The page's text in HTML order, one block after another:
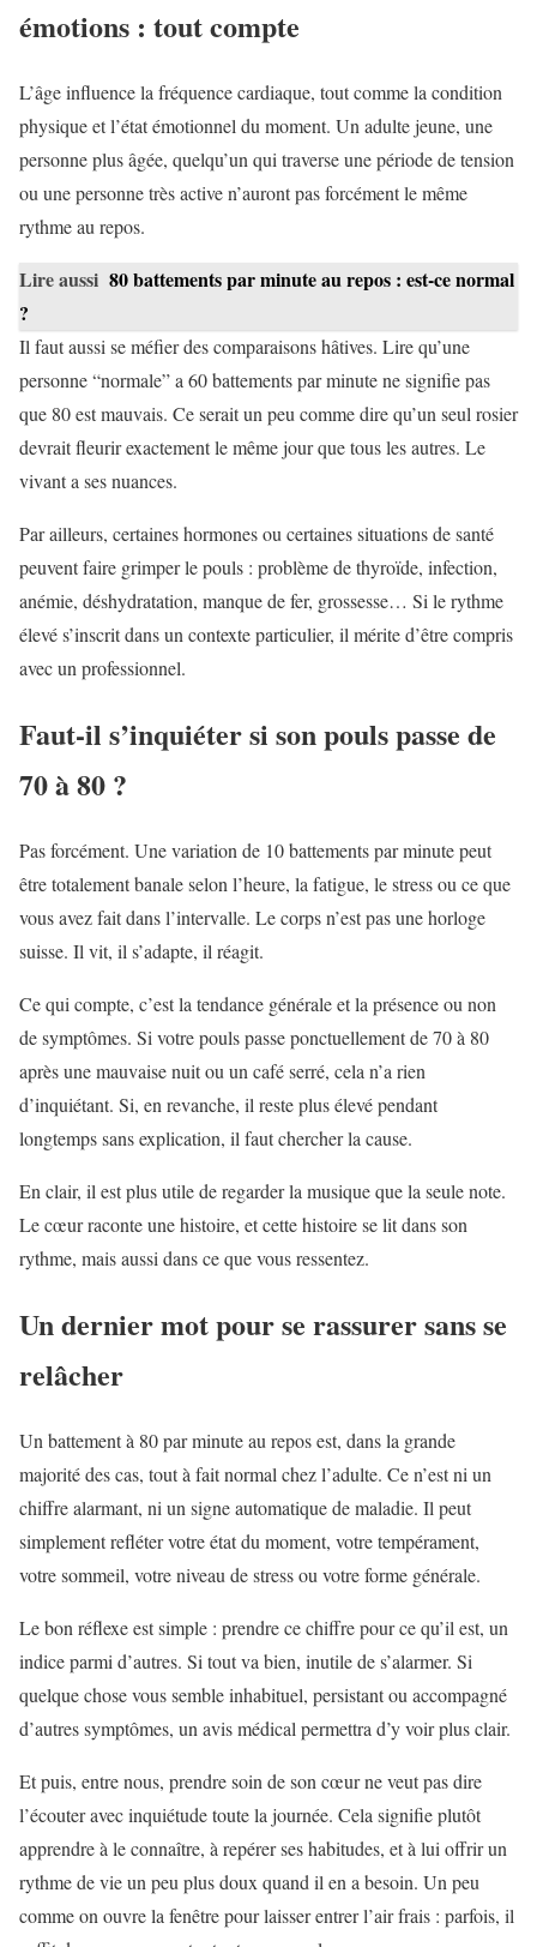
émotions : tout compte
L’âge influence la fréquence cardiaque, tout comme la condition
physique et l’état émotionnel du moment. Un adulte jeune, une
personne plus âgée, quelqu’un qui traverse une période de tension
ou une personne très active n’auront pas forcément le même
rythme au repos.
Lire aussi 80 battements par minute au repos : est-ce normal
?
Il faut aussi se méfier des comparaisons hâtives. Lire qu’une
personne “normale” a 60 battements par minute ne signifie pas
que 80 est mauvais. Ce serait un peu comme dire qu’un seul rosier
devrait fleurir exactement le même jour que tous les autres. Le
vivant a ses nuances.
Par ailleurs, certaines hormones ou certaines situations de santé
peuvent faire grimper le pouls : problème de thyroïde, infection,
anémie, déshydratation, manque de fer, grossesse… Si le rythme
élevé s’inscrit dans un contexte particulier, il mérite d’être compris
avec un professionnel.
Faut-il s’inquiéter si son pouls passe de
70 à 80 ?
Pas forcément. Une variation de 10 battements par minute peut
être totalement banale selon l’heure, la fatigue, le stress ou ce que
vous avez fait dans l’intervalle. Le corps n’est pas une horloge
suisse. Il vit, il s’adapte, il réagit.
Ce qui compte, c’est la tendance générale et la présence ou non
de symptômes. Si votre pouls passe ponctuellement de 70 à 80
après une mauvaise nuit ou un café serré, cela n’a rien
d’inquiétant. Si, en revanche, il reste plus élevé pendant
longtemps sans explication, il faut chercher la cause.
En clair, il est plus utile de regarder la musique que la seule note.
Le cœur raconte une histoire, et cette histoire se lit dans son
rythme, mais aussi dans ce que vous ressentez.
Un dernier mot pour se rassurer sans se
relâcher
Un battement à 80 par minute au repos est, dans la grande
majorité des cas, tout à fait normal chez l’adulte. Ce n’est ni un
chiffre alarmant, ni un signe automatique de maladie. Il peut
simplement refléter votre état du moment, votre tempérament,
votre sommeil, votre niveau de stress ou votre forme générale.
Le bon réflexe est simple : prendre ce chiffre pour ce qu’il est, un
indice parmi d’autres. Si tout va bien, inutile de s’alarmer. Si
quelque chose vous semble inhabituel, persistant ou accompagné
d’autres symptômes, un avis médical permettra d’y voir plus clair.
Et puis, entre nous, prendre soin de son cœur ne veut pas dire
l’écouter avec inquiétude toute la journée. Cela signifie plutôt
apprendre à le connaître, à repérer ses habitudes, et à lui offrir un
rythme de vie un peu plus doux quand il en a besoin. Un peu
comme on ouvre la fenêtre pour laisser entrer l’air frais : parfois, il